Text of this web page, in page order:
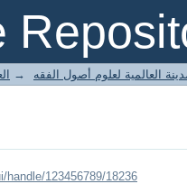
العالمية لعلوم أصول الفقه →
123456789/18236